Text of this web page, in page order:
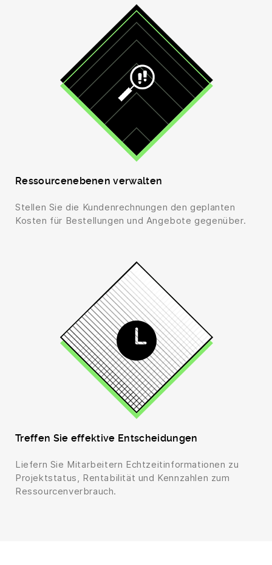
Ressourcenebenen verwalten
Stellen Sie die Kundenrechnungen den geplanten
Kosten für Bestellungen und Angebote gegenüber.
Treffen Sie effektive Entscheidungen
Liefern Sie Mitarbeitern Echtzeitinformationen zu
Projektstatus, Rentabilität und Kennzahlen zum
Ressourcenverbrauch.